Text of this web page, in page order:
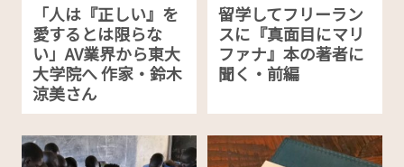
「人は『正しい』を
愛するとは限らな
い」AV業界から東大
大学院へ 作家・鈴木
涼美さん
留学してフリーラン
スに『真面目にマリ
ファナ』本の著者に
聞く・前編